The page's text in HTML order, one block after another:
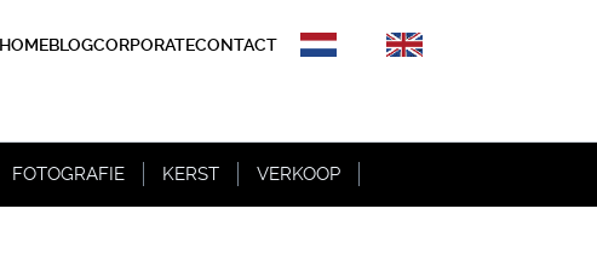
HOMEBLOGCORPORATECONTACT
FOTOGRAFIE KERST VERKOOP